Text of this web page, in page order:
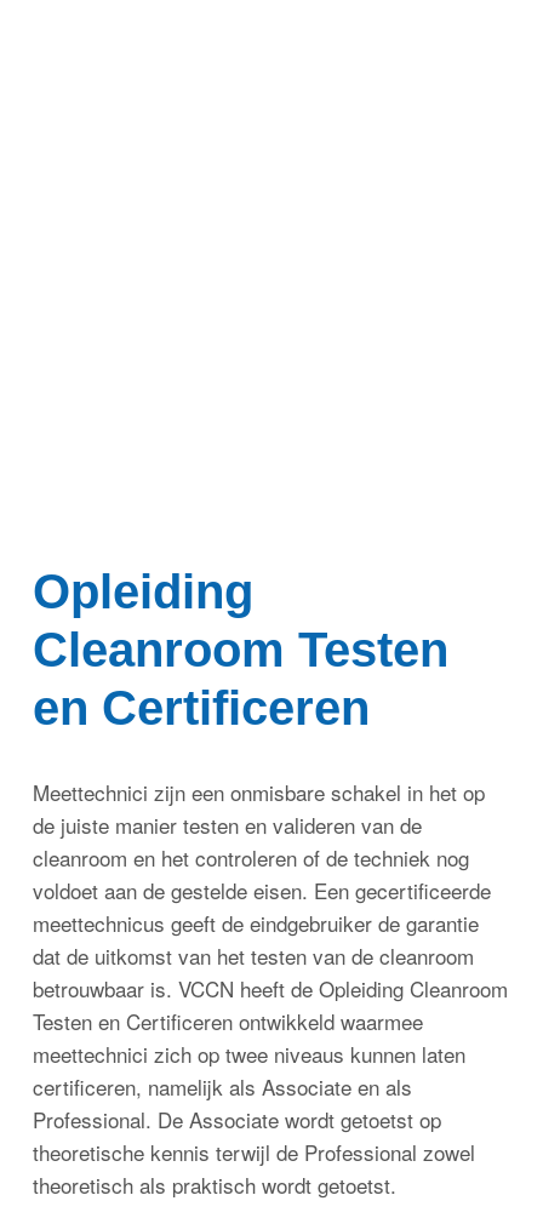
Opleiding
Cleanroom Testen
en Certificeren
Meettechnici zijn een onmisbare schakel in het op
de juiste manier testen en valideren van de
cleanroom en het controleren of de techniek nog
voldoet aan de gestelde eisen. Een gecertificeerde
meettechnicus geeft de eindgebruiker de garantie
dat de uitkomst van het testen van de cleanroom
betrouwbaar is. VCCN heeft de Opleiding Cleanroom
Testen en Certificeren ontwikkeld waarmee
meettechnici zich op twee niveaus kunnen laten
certificeren, namelijk als Associate en als
Professional. De Associate wordt getoetst op
theoretische kennis terwijl de Professional zowel
theoretisch als praktisch wordt getoetst.